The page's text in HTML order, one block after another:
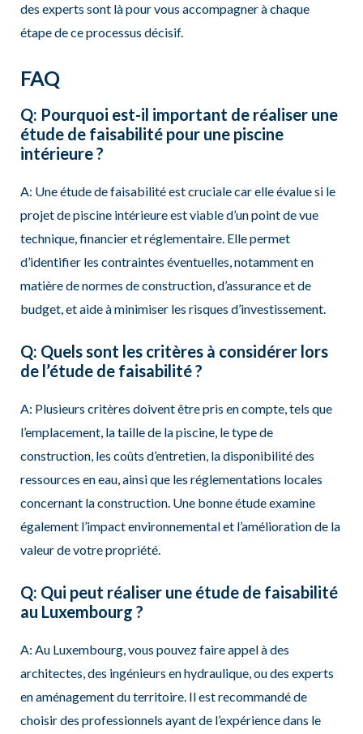
des experts sont là pour vous accompagner à chaque
étape de ce processus décisif.
FAQ
Q: Pourquoi est-il important de réaliser une
étude de faisabilité pour une piscine
intérieure ?
A: Une étude de faisabilité est cruciale car elle évalue si le
projet de piscine intérieure est viable d’un point de vue
technique, financier et réglementaire. Elle permet
d’identifier les contraintes éventuelles, notamment en
matière de normes de construction, d’assurance et de
budget, et aide à minimiser les risques d’investissement.
Q: Quels sont les critères à considérer lors
de l’étude de faisabilité ?
A: Plusieurs critères doivent être pris en compte, tels que
l’emplacement, la taille de la piscine, le type de
construction, les coûts d’entretien, la disponibilité des
ressources en eau, ainsi que les réglementations locales
concernant la construction. Une bonne étude examine
également l’impact environnemental et l’amélioration de la
valeur de votre propriété.
Q: Qui peut réaliser une étude de faisabilité
au Luxembourg ?
A: Au Luxembourg, vous pouvez faire appel à des
architectes, des ingénieurs en hydraulique, ou des experts
en aménagement du territoire. Il est recommandé de
choisir des professionnels ayant de l’expérience dans le